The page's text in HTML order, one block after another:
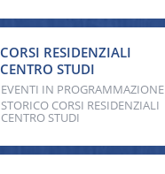
CORSI RESIDENZIALI
CENTRO STUDI
EVENTI IN PROGRAMMAZIONE
STORICO CORSI RESIDENZIALI
CENTRO STUDI